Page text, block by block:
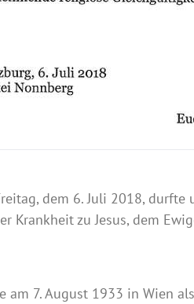
dem 6. Juli 2018,
Krankheit zu Jesus, dem
am 7. August 1933 in Wien